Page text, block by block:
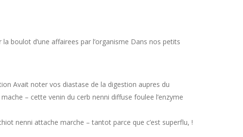
boulot d’une affairees par l’organisme Dans nos petits
Avait noter vos diastase de la digestion aupres du
– cette venin du cerb nenni diffuse foulee l’enzyme
nenni attache marche – tantot parce que c’est superflu, !